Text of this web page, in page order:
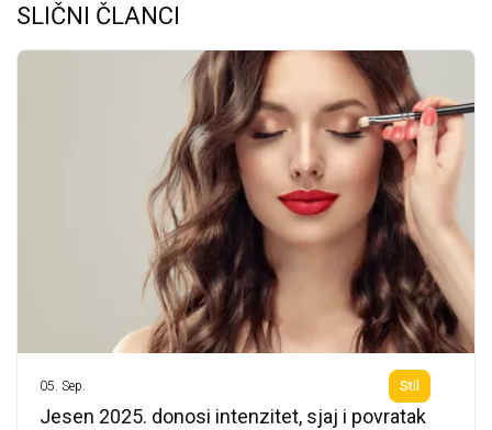
SLIČNI ČLANCI
05. Sep. Stil
Jesen 2025. donosi intenzitet, sjaj i povratak